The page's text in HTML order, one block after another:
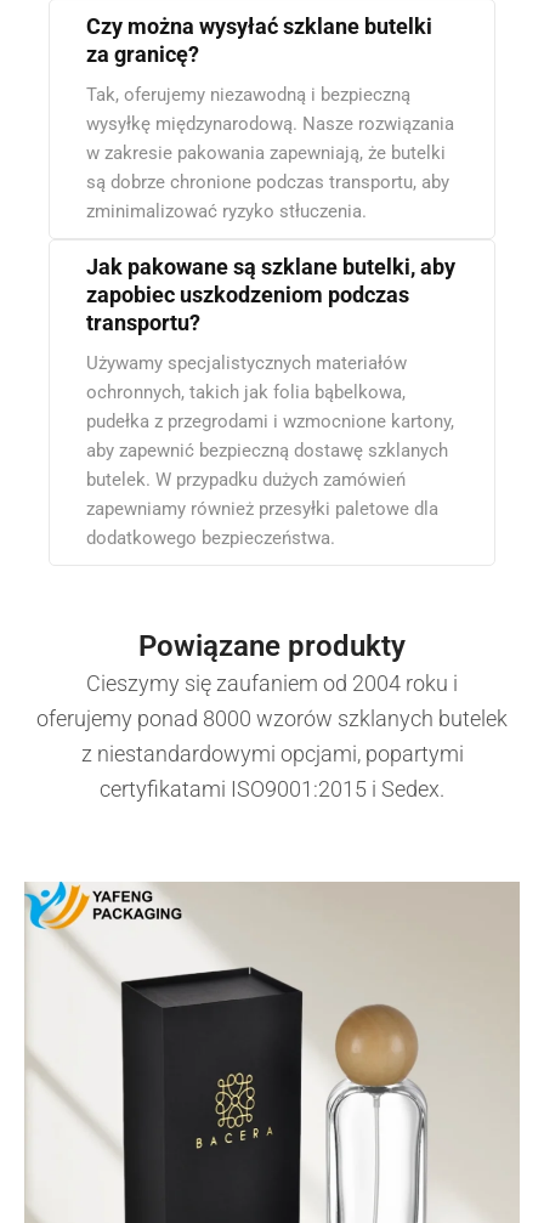
Czy można wysyłać szklane butelki
za granicę?
Tak, oferujemy niezawodną i bezpieczną
wysyłkę międzynarodową. Nasze rozwiązania
w zakresie pakowania zapewniają, że butelki
są dobrze chronione podczas transportu, aby
zminimalizować ryzyko stłuczenia.
Jak pakowane są szklane butelki, aby
zapobiec uszkodzeniom podczas
transportu?
Używamy specjalistycznych materiałów
ochronnych, takich jak folia bąbelkowa,
pudełka z przegrodami i wzmocnione kartony,
aby zapewnić bezpieczną dostawę szklanych
butelek. W przypadku dużych zamówień
zapewniamy również przesyłki paletowe dla
dodatkowego bezpieczeństwa.
Powiązane produkty
Cieszymy się zaufaniem od 2004 roku i
oferujemy ponad 8000 wzorów szklanych butelek
z niestandardowymi opcjami, popartymi
certyfikatami ISO9001:2015 i Sedex.